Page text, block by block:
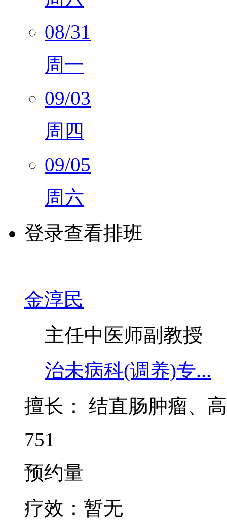
周六
08/31
周一
09/03
周四
09/05
周六
登录查看排班
治未病科(调养)专...
751